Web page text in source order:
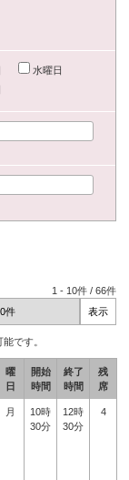
水曜日
1 - 10件 /66件
です。
曜
日
開始
時間
終了
時間
残
席
月
10時
30分
12時
30分
4